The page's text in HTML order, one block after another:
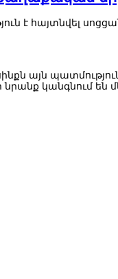
է հայտնվել
այն
նրանք կանգնում